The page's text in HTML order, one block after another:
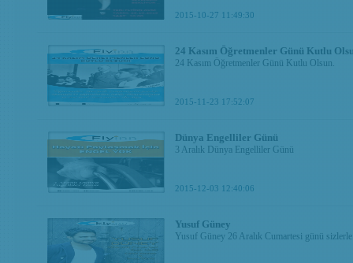
2015-10-27 11:49:30
24 Kasım Öğretmenler Günü Kutlu
24 Kasım Öğretmenler Günü Kutlu Olsun.
2015-11-23 17:52:07
Dünya Engelliler Günü
3 Aralık Dünya Engelliler Günü
2015-12-03 12:40:06
Yusuf Güney
Yusuf Güney 26 Aralık Cumartesi günü